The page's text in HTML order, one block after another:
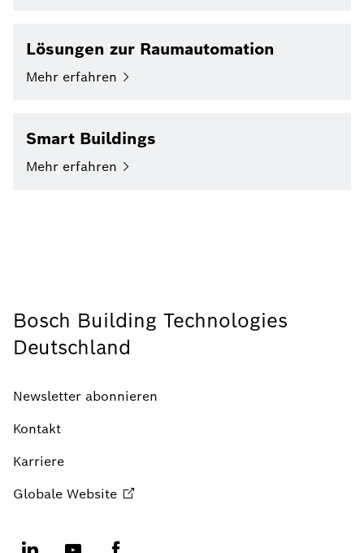
Lösungen zur Raumautomation
Mehr erfahren
Smart Buildings
Mehr erfahren
Bosch Building Technologies
Deutschland
Newsletter abonnieren
Kontakt
Karriere
Globale Website